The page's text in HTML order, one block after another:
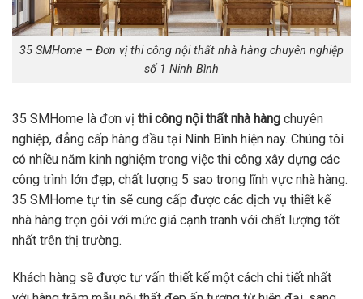
35 SMHome – Đơn vị thi công nội thất nhà hàng chuyên nghiệp
số 1 Ninh Bình
35 SMHome là đơn vị thi công nội thất nhà hàng chuyên
nghiệp, đẳng cấp hàng đầu tại Ninh Bình hiện nay. Chúng tôi
có nhiều năm kinh nghiệm trong việc thi công xây dựng các
công trình lớn đẹp, chất lượng 5 sao trong lĩnh vực nhà hàng.
35 SMHome tự tin sẽ cung cấp được các dịch vụ thiết kế
nhà hàng trọn gói với mức giá cạnh tranh với chất lượng tốt
nhất trên thị trường.
Khách hàng sẽ được tư vấn thiết kế một cách chi tiết nhất